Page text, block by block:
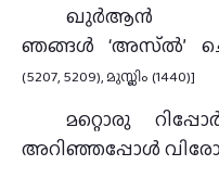
ഖുർആൻ
ഞങ്ങൾ ‘അസ്ൽ’
(5207, 5209), മുസ്ലിം (1440)]
മറ്റൊരു
അറിഞ്ഞപ്പോൾ